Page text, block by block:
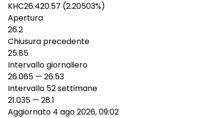
KHC26.420.57 (2.20503%)
Apertura
26.2
Chiusura precedente
25.85
Intervallo giornaliero
26.065 — 26.53
Intervallo 52 settimane
21.035 — 28.1
Aggiornato 4 ago 2026, 09:02